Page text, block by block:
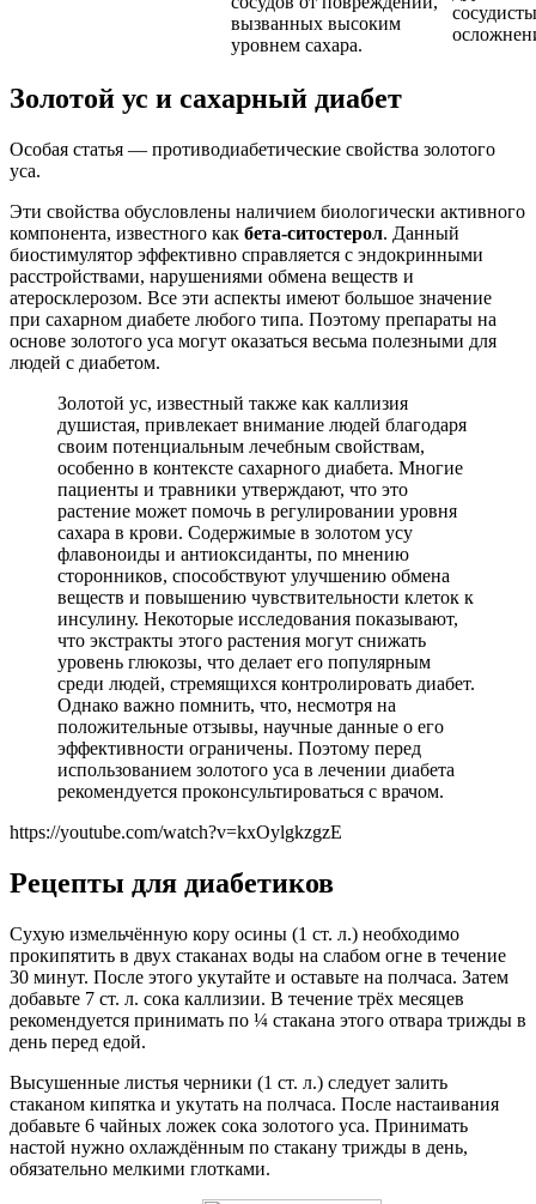
вызванных высоким
уровнем сахара.
Золотой ус и сахарный диабет
Особая статья — противодиабетические свойства золотого
уса.
Эти свойства обусловлены наличием биологически активного
компонента, известного как бета-ситостерол. Данный
биостимулятор эффективно справляется с эндокринными
расстройствами, нарушениями обмена веществ и
атеросклерозом. Все эти аспекты имеют большое значение
при сахарном диабете любого типа. Поэтому препараты на
основе золотого уса могут оказаться весьма полезными для
людей с диабетом.
Золотой ус, известный также как каллизия
душистая, привлекает внимание людей благодаря
своим потенциальным лечебным свойствам,
особенно в контексте сахарного диабета. Многие
пациенты и травники утверждают, что это
растение может помочь в регулировании уровня
сахара в крови. Содержимые в золотом усу
флавоноиды и антиоксиданты, по мнению
сторонников, способствуют улучшению обмена
веществ и повышению чувствительности клеток к
инсулину. Некоторые исследования показывают,
что экстракты этого растения могут снижать
уровень глюкозы, что делает его популярным
среди людей, стремящихся контролировать диабет.
Однако важно помнить, что, несмотря на
положительные отзывы, научные данные о его
эффективности ограничены. Поэтому перед
использованием золотого уса в лечении диабета
рекомендуется проконсультироваться с врачом.
https://youtube.com/watch?v=kxOylgkzgzE
Рецепты для диабетиков
Сухую измельчённую кору осины (1 ст. л.) необходимо
прокипятить в двух стаканах воды на слабом огне в течение
30 минут. После этого укутайте и оставьте на полчаса. Затем
добавьте 7 ст. л. сока каллизии. В течение трёх месяцев
рекомендуется принимать по ¼ стакана этого отвара трижды в
день перед едой.
Высушенные листья черники (1 ст. л.) следует залить
стаканом кипятка и укутать на полчаса. После настаивания
добавьте 6 чайных ложек сока золотого уса. Принимать
настой нужно охлаждённым по стакану трижды в день,
обязательно мелкими глотками.